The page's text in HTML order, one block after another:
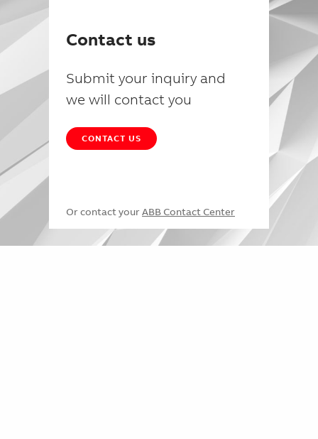
Contact us
Submit your inquiry and
we will contact you
CONTACT US
Or contact your ABB Contact Center